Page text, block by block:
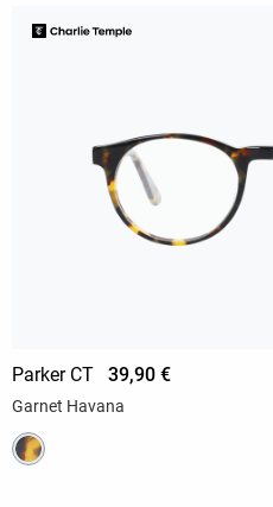
Parker CT 39,90 €
Garnet Havana